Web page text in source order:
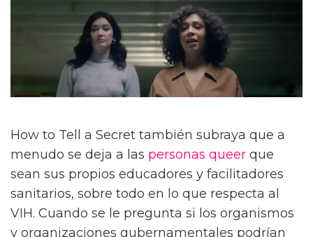
How to Tell a Secret también subraya que a
menudo se deja a las personas queer que
sean sus propios educadores y facilitadores
sanitarios, sobre todo en lo que respecta al
VIH. Cuando se le pregunta si los organismos
y organizaciones gubernamentales podrían